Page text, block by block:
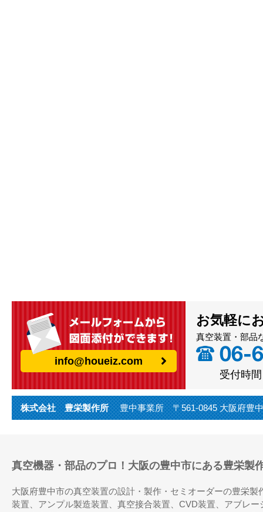
info@houeiz.com
お気軽に
真空装置・部品
受付時
株式会社 豊栄製作所 豊中事業所 〒561-0845 大阪府豊
真空機器・部品のプロ！大阪の豊中市にある豊栄製
大阪府豊中市の真空装置の設計・製作・セミオーダーの豊栄
装置、アンプル製造装置、真空接合装置、CVD装置、アブレ